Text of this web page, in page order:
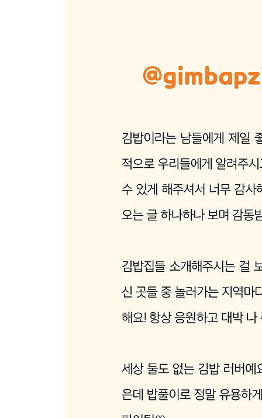
사천 삼천포충무김밥 ………… 244
사천 유정김밥 ………………… 246
통영 풍화김밥 ………………… 252
새벽을여는김밥………………… 256
영도 옥천횟집 ………………… 262
영도 사또분식 ………………… 264
금정 동원분식 ………………… 268
서면 큰손김밥 ………………… 274
서면 팔미분식 ………………… 276
해운대 가원김밥 ……………… 278